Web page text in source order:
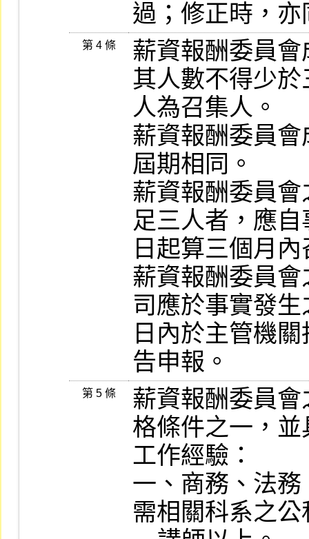
過；修正時，亦
第 4 條
薪資報酬委員
其人數不得少
人為召集人。
薪資報酬委員
屆期相同。
薪資報酬委員
足三人者，應
日起算三個月
薪資報酬委員
司應於事實發
日內於主管機
告申報。
第 5 條
薪資報酬委員
格條件之一，
工作經驗：
一、商務、法
需相關科系之